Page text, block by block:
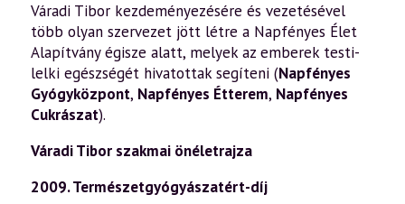
Váradi Tibor kezdeményezésére és vezetésével
több olyan szervezet jött létre a Napfényes Élet
Alapítvány égisze alatt, melyek az emberek testi-
lelki egészségét hivatottak segíteni (Napfényes
Gyógyközpont, Napfényes Étterem, Napfényes
Cukrászat).
Váradi Tibor szakmai önéletrajza
2009. Természetgyógyászatért-díj